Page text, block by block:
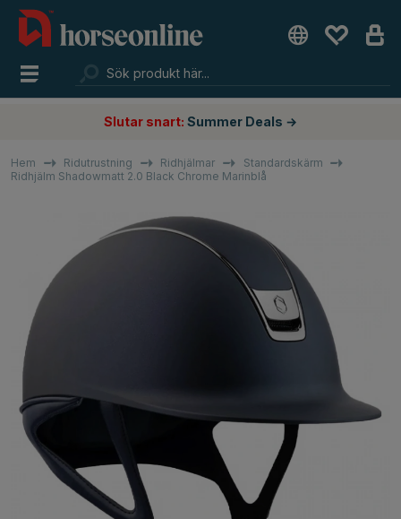
Slutar snart: Summer Deals →
Hem Ridutrustning Ridhjälmar
Standardskärm
Ridhjälm Shadowmatt 2.0 Black Chrome Marinblå